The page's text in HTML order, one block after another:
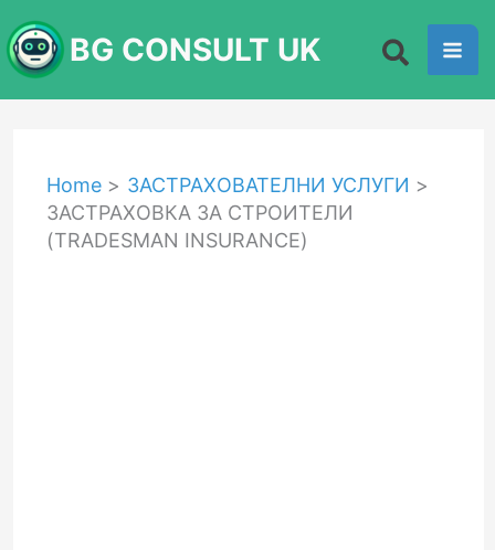
to
content
BG CONSULT UK
Home
ЗАСТРАХОВАТЕЛНИ УСЛУГИ
ЗАСТРАХОВКА ЗА СТРОИТЕЛИ
(TRADESMAN INSURANCE)